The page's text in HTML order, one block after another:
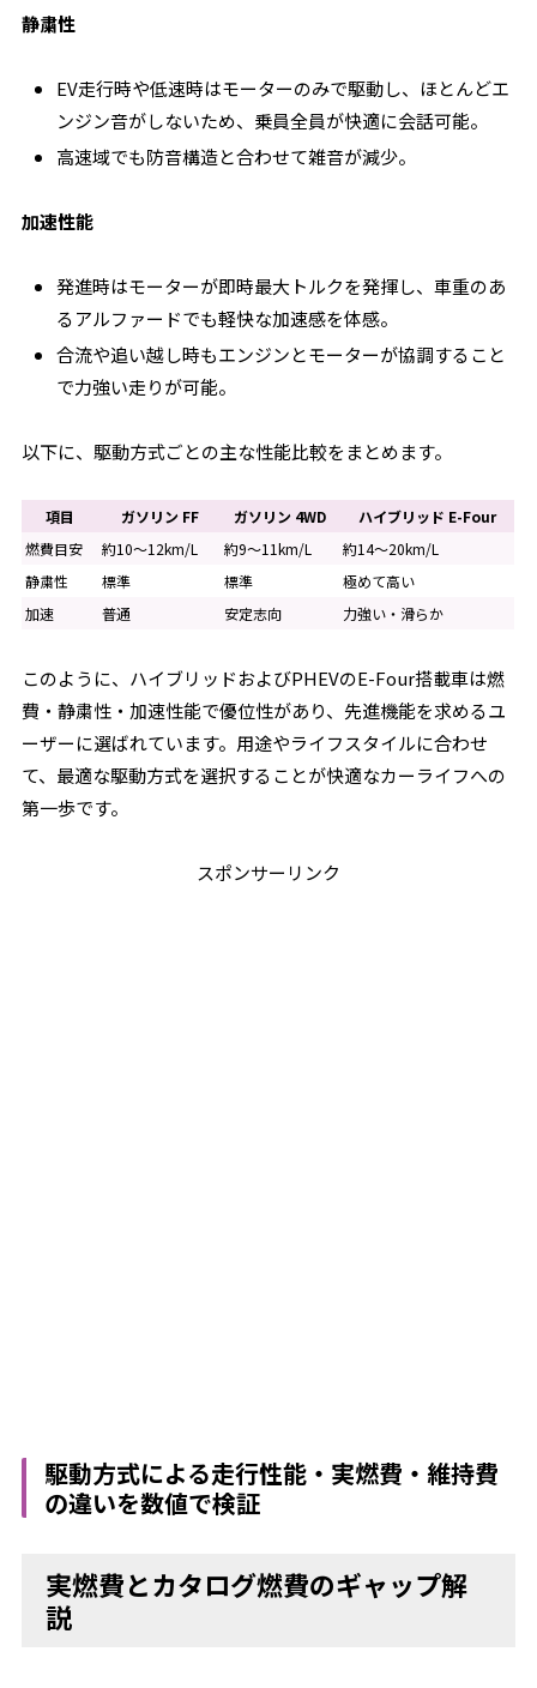
静粛性
EV走行時や低速時はモーターのみで駆動し、ほとんどエ
ンジン音がしないため、乗員全員が快適に会話可能。
高速域でも防音構造と合わせて雑音が減少。
加速性能
発進時はモーターが即時最大トルクを発揮し、車重のあ
るアルファードでも軽快な加速感を体感。
合流や追い越し時もエンジンとモーターが協調すること
で力強い走りが可能。
以下に、駆動方式ごとの主な性能比較をまとめます。
項目 ガソリン FF ガソリン 4WD
ハイブリッド E-Four
燃費目安
約10〜12km/L 約9〜11km/L
約14〜20km/L
静粛性
標準 標準
極めて高い
加速
普通 安定志向 力強い・滑らか
このように、ハイブリッドおよびPHEVのE-Four搭載車は燃
費・静粛性・加速性能で優位性があり、先進機能を求めるユ
ーザーに選ばれています。用途やライフスタイルに合わせ
て、最適な駆動方式を選択することが快適なカーライフへの
第一歩です。
スポンサーリンク
駆動方式による走行性能・実燃費・維持費
の違いを数値で検証
実燃費とカタログ燃費のギャップ解
説